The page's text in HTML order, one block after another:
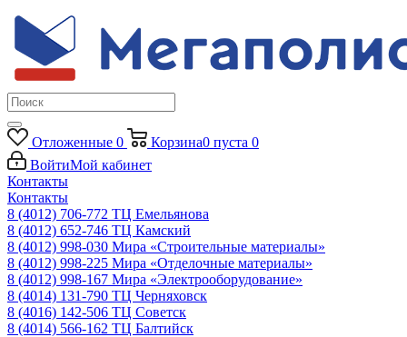
Отложенные 0 Корзина0 пуста 0
ВойтиМой кабинет
Контакты
Контакты
8 (4012) 706-772 ТЦ Емельянова
8 (4012) 652-746 ТЦ Камский
8 (4012) 998-030 Мира «Строительные материалы»
8 (4012) 998-225 Мира «Отделочные материалы»
8 (4012) 998-167 Мира «Электрооборудование»
8 (4014) 131-790 ТЦ Черняховск
8 (4016) 142-506 ТЦ Советск
8 (4014) 566-162 ТЦ Балтийск